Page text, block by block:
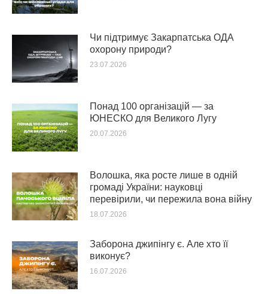
Чи підтримує Закарпатська ОДА
охорону природи?
23.07.2026
Понад 100 організацій — за
ЮНЕСКО для Великого Лугу
20.07.2026
Волошка, яка росте лише в одній
громаді України: науковці
перевірили, чи пережила вона війну
18.07.2026
Заборона джипінгу є. Але хто її
виконує?
16.07.2026